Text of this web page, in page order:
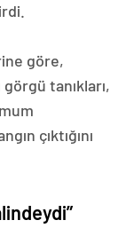
göre,
tanıkları,
çıktığını